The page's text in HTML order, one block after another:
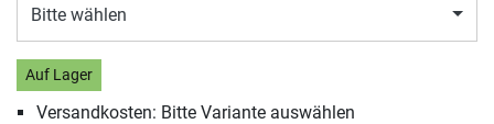
Bitte wählen
Auf Lager
Versandkosten: Bitte Variante auswählen